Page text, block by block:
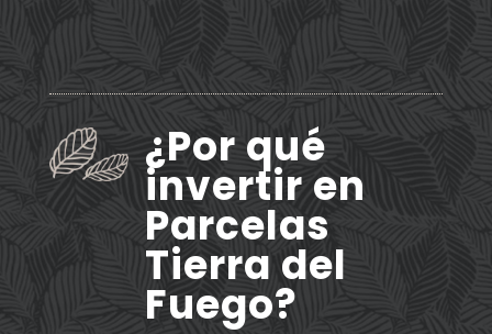
¿Por qué
invertir en
Parcelas
Tierra del
Fuego?